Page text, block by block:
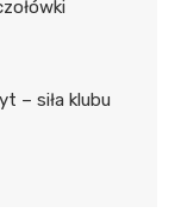
– siła klubu